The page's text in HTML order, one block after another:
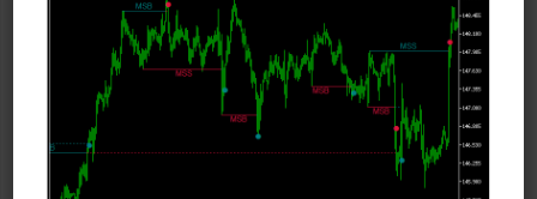
する「neoparabolic 」
「新しいパラボリック」という意味のイ
ンジです。 通常のパラボリックは放物
線状のドットが表示されますが、このイ
ンジではバンドタイプの表示になり...
「Object_Select_1_Click」
ラインや図形などのオブジェクトをワン
クリックで選択できるようになるインジ
です。 MT5では、オブジェクトを選択
する際は、オブジェクトの上にマ...